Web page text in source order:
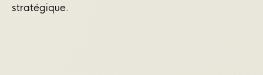
stratégique.